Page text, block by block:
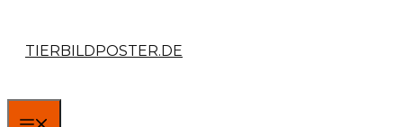
Inhalt
TIERBILDPOSTER.DE